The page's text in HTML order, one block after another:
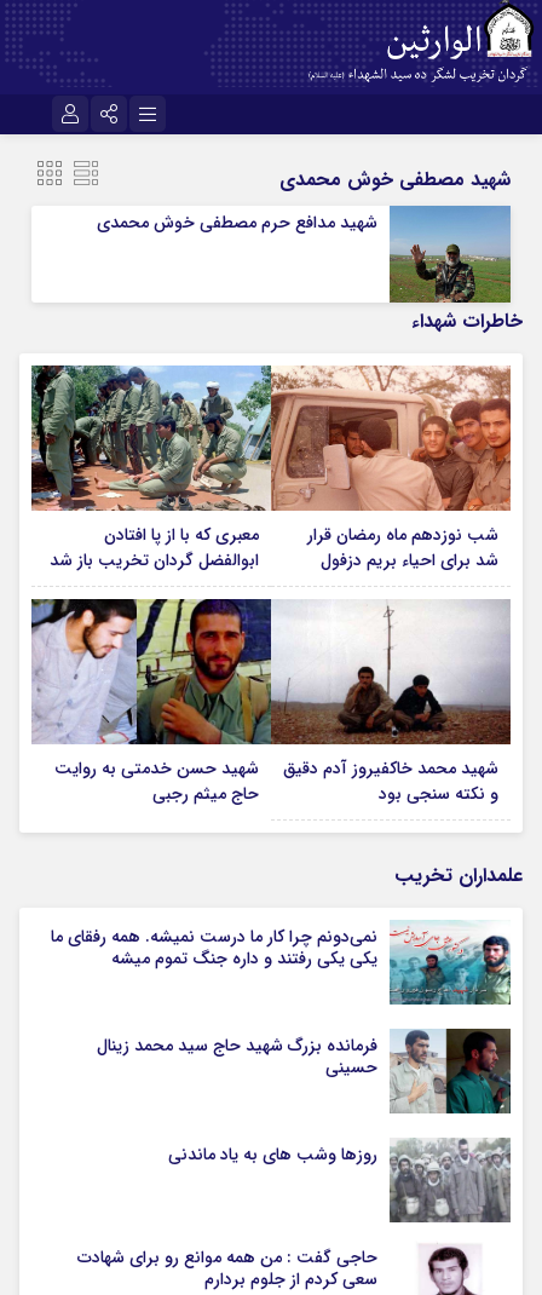
سروش
آپارات
رمز عبور
شهید مصطفی خوش محمدی
شهید مدافع حرم مصطفی خوش محمدی
خاطرات شهداء
شب نوزدهم ماه رمضان قرار
شد برای احیاء بریم دزفول
معبری که با از پا افتادن
ابوالفضل گردان تخریب باز شد
شهید محمد خاکفیروز آدم دقیق
و نکته سنجی بود
شهید حسن خدمتی به روایت
حاج میثم رجبی
علمداران تخریب
نمی‌دونم چرا کار ما درست نمیشه. همه رفقای ما
یکی یکی رفتند و داره جنگ تموم میشه
فرمانده بزرگ شهید حاج سید محمد زینال
حسینی
روزها وشب های به یاد ماندنی
حاجی گفت : من همه موانع رو برای شهادت
سعی کردم از جلوم بردارم